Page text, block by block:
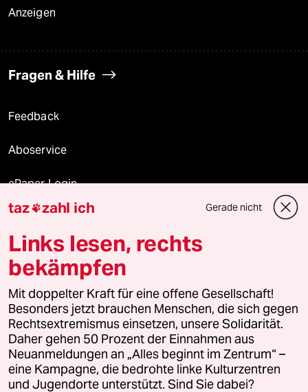
Anzeigen
Fragen & Hilfe
Feedback
Aboservice
ePaper Login
Downloads für Abonnierende
© 2026 taz Verlags und Vertriebs GmbH
Alle Rechte vorbehalten. Bei rechtlichen Fragen oder für Genehmigungen
wenden Sie sich bitte an
lizenzen@taz.de
Feedback Redaktionsstatut Kommune-Richtlinien
Leitlinie Informant Datenschutz Impressum AGB
taz zahl ich Gerade nicht
Links lesen, rechts
bekämpfen
Mit doppelter Kraft für eine offene Gesellschaft!
Besonders jetzt brauchen Menschen, die sich gegen
Rechtsextremismus einsetzen, unsere Solidarität.
Daher gehen 50 Prozent der Einnahmen aus
Neuanmeldungen an „Alles beginnt im Zentrum“ –
eine Kampagne, die bedrohte linke Kulturzentren
und Jugendorte unterstützt. Sind Sie dabei?